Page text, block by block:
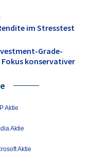
im Stresstest
Grade-
konservativer
Aktie
Aktie
Aktie